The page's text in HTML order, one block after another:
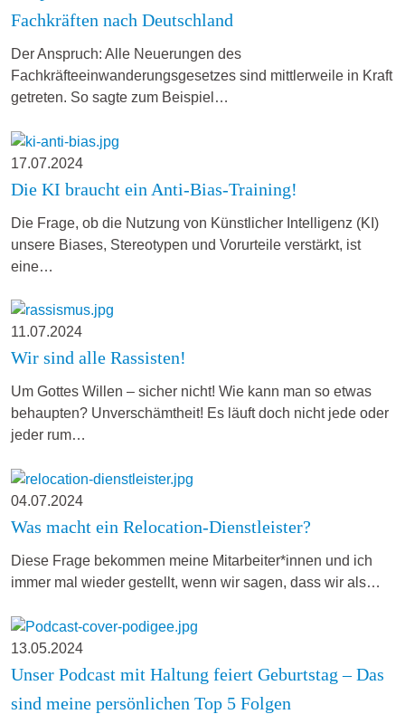
Fachkräften nach Deutschland
Der Anspruch: Alle Neuerungen des
Fachkräfteeinwanderungsgesetzes sind mittlerweile in Kraft
getreten. So sagte zum Beispiel…
17.07.2024
Die KI braucht ein Anti-Bias-Training!
Die Frage, ob die Nutzung von Künstlicher Intelligenz (KI)
unsere Biases, Stereotypen und Vorurteile verstärkt, ist
eine…
11.07.2024
Wir sind alle Rassisten!
Um Gottes Willen – sicher nicht! Wie kann man so etwas
behaupten? Unverschämtheit! Es läuft doch nicht jede oder
jeder rum…
04.07.2024
Was macht ein Relocation-Dienstleister?
Diese Frage bekommen meine Mitarbeiter*innen und ich
immer mal wieder gestellt, wenn wir sagen, dass wir als…
13.05.2024
Unser Podcast mit Haltung feiert Geburtstag – Das
sind meine persönlichen Top 5 Folgen